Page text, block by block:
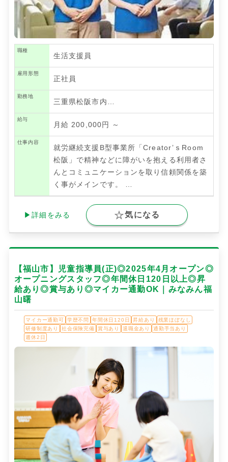
職種
生活支援員
雇用形態
正社員
勤務地
三重県松阪市内…
給与
月給 200,000円 ～
仕事内容
就労継続支援B型事業所「Creator’ｓRoom
松阪」で精神などに障がいを抱える利用者さ
んとコミュニケーションを取り信頼関係を築
く事がメインです。
▶詳細をみる 気になる
【福山市】児童指導員(正)◎2025年4月オープン◎
オープニングスタッフ◎年間休日120日以上◎昇
給あり◎賞与あり◎マイカー通勤OK｜みなみん福
山曙
マイカー通勤可 学歴不問 年間休日120日 昇給あり
残業ほぼなし
研修制度あり
社会保険完備 賞与あり 退職金あり
通勤手当あり
週休2日